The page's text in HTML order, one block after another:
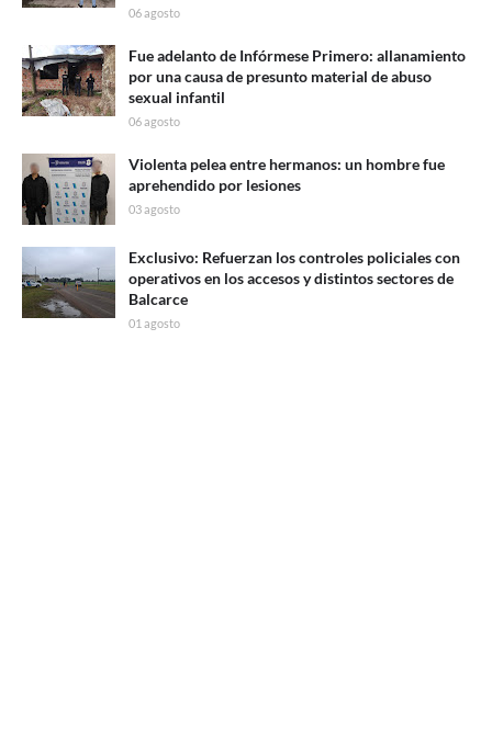
06 agosto
Fue adelanto de Infórmese Primero: allanamiento
por una causa de presunto material de abuso
sexual infantil
06 agosto
Violenta pelea entre hermanos: un hombre fue
aprehendido por lesiones
03 agosto
Exclusivo: Refuerzan los controles policiales con
operativos en los accesos y distintos sectores de
Balcarce
01 agosto